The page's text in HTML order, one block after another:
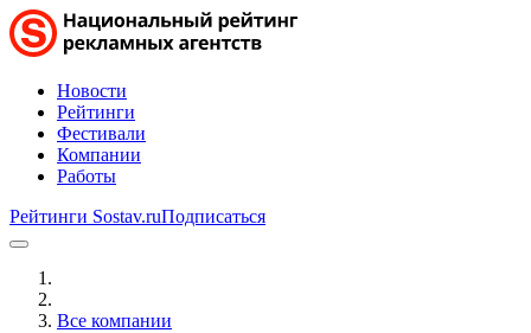
Новости
Рейтинги
Фестивали
Компании
Работы
Рейтинги Sostav.ruПодписаться
Все компании